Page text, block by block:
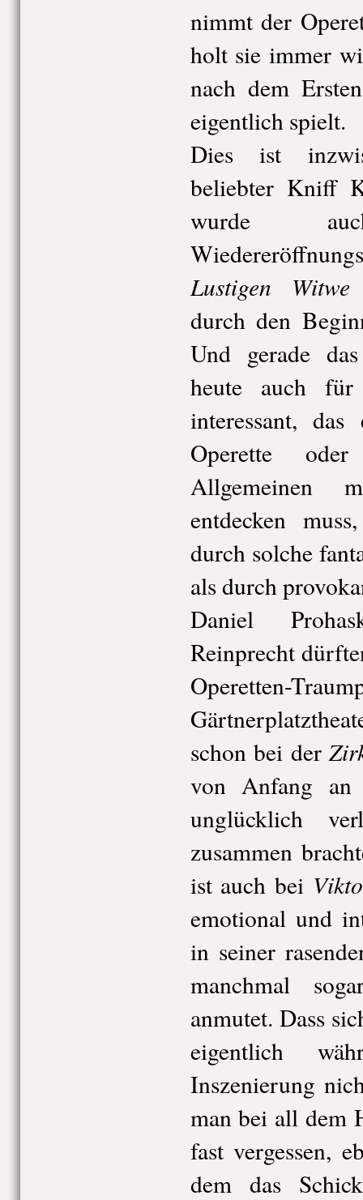
nimmt der
holt sie immer
nach dem
eigentlich spielt.
Dies ist
beliebter Kniff
wurde
Lustigen Witwe
durch den
Und gerade
heute auch
interessant,
Operette
Allgemeinen
entdecken
durch solche
als durch
Daniel
Reinprecht
schon bei der
von Anfang
unglücklich
zusammen
ist auch bei
emotional und
in seiner
manchmal
anmutet. Dass
eigentlich
Inszenierung
man bei all dem
fast vergessen,
dem das